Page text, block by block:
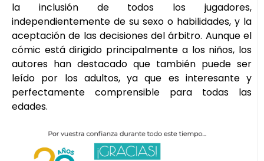
la inclusión de todos los jugadores,
independientemente de su sexo o habilidades, y la
aceptación de las decisiones del árbitro. Aunque el
cómic está dirigido principalmente a los niños, los
autores han destacado que también puede ser
leído por los adultos, ya que es interesante y
perfectamente comprensible para todas las
edades.